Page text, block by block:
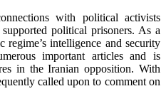
with political activists
political prisoners. As a
regime’s intelligence and security
important articles and is
in the Iranian opposition. With
called upon to comment on